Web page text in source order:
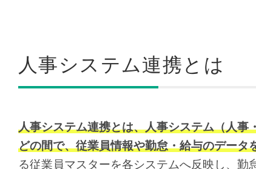
人事システム連携とは
人事システム連携とは、人事システム（人
どの間で、従業員情報や勤怠・給与のデー
る従業員マスターを各システムへ反映し、